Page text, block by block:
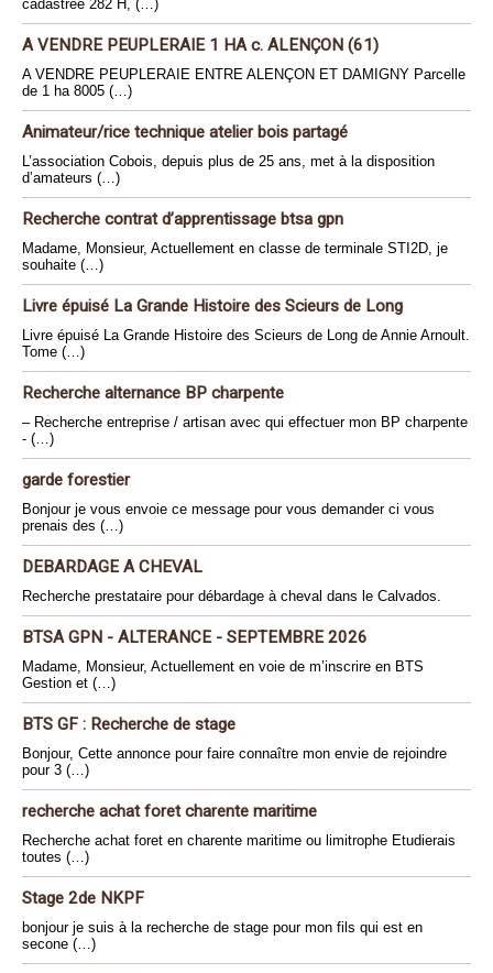
cadastrée 282 H, (…)
A VENDRE PEUPLERAIE 1 HA c. ALENÇON (61)
A VENDRE PEUPLERAIE ENTRE ALENÇON ET DAMIGNY Parcelle
de 1 ha 8005 (…)
Animateur/rice technique atelier bois partagé
L’association Cobois, depuis plus de 25 ans, met à la disposition
d’amateurs (…)
Recherche contrat d’apprentissage btsa gpn
Madame, Monsieur, Actuellement en classe de terminale STI2D, je
souhaite (…)
Livre épuisé La Grande Histoire des Scieurs de Long
Livre épuisé La Grande Histoire des Scieurs de Long de Annie Arnoult.
Tome (…)
Recherche alternance BP charpente
– Recherche entreprise / artisan avec qui effectuer mon BP charpente
- (…)
garde forestier
Bonjour je vous envoie ce message pour vous demander ci vous
prenais des (…)
DEBARDAGE A CHEVAL
Recherche prestataire pour débardage à cheval dans le Calvados.
BTSA GPN - ALTERANCE - SEPTEMBRE 2026
Madame, Monsieur, Actuellement en voie de m’inscrire en BTS
Gestion et (…)
BTS GF : Recherche de stage
Bonjour, Cette annonce pour faire connaître mon envie de rejoindre
pour 3 (…)
recherche achat foret charente maritime
Recherche achat foret en charente maritime ou limitrophe Etudierais
toutes (…)
Stage 2de NKPF
bonjour je suis à la recherche de stage pour mon fils qui est en
secone (…)